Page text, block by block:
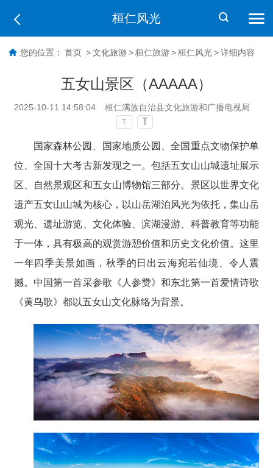
桓仁风光
您的位置： 首页 > 文化旅游 > 桓仁旅游 > 桓仁风光 > 详细内容
五女山景区（AAAAA）
2025-10-11 14:58:04 桓仁满族自治县文化旅游和广播电视局
T T
国家森林公园、国家地质公园、全国重点文物保护单
位、全国十大考古新发现之一。包括五女山山城遗址展示
区、自然景观区和五女山博物馆三部分。景区以世界文化
遗产五女山山城为核心，以山岳湖泊风光为依托，集山岳
观光、遗址游览、文化体验、滨湖漫游、科普教育等功能
于一体，具有极高的观赏游憩价值和历史文化价值。这里
一年四季美景如画，秋季的日出云海宛若仙境、令人震
撼。中国第一首采参歌《人参赞》和东北第一首爱情诗歌
《黄鸟歌》都以五女山文化脉络为背景。